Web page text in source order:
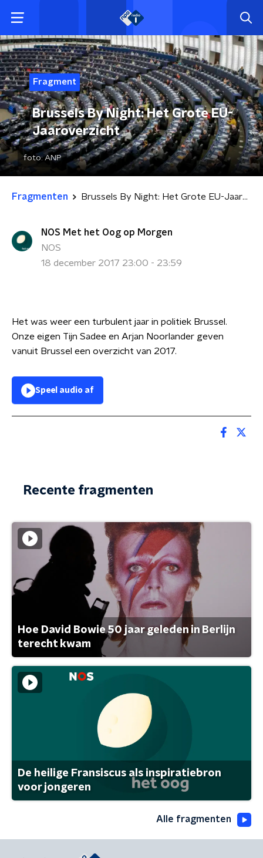
Fragment
Brussels By Night: Het Grote EU-
Jaaroverzicht
foto:ANP
Fragmenten Brussels By Night: Het Grote EU-Jaaroverzicht
NOS Met het Oog op Morgen
NOS
18 december 2017 23:00 - 23:59
Het was weer een turbulent jaar in politiek Brussel.
Onze eigen Tijn Sadee en Arjan Noorlander geven
vanuit Brussel een overzicht van 2017.
Speel audio af
Recente fragmenten
Hoe David Bowie 50 jaar geleden in Berlijn
terecht kwam
De heilige Fransiscus als inspiratiebron
voor jongeren
Alle fragmenten